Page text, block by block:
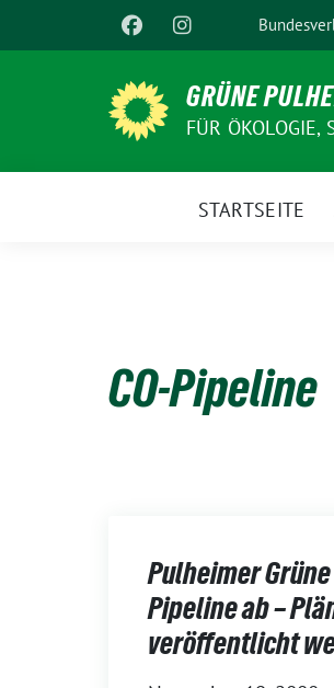
zum
GRÜNE
FÜR ÖKOLOGIE,
STARTSEITE
CO-Pipeline
Pulheimer
Pipeline ab –
veröffentlicht